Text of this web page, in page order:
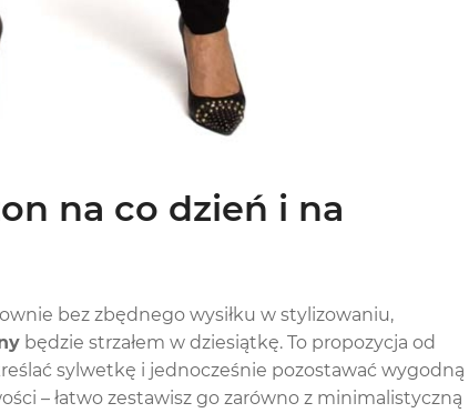
na co dzień i na
bez zbędnego wysiłku w stylizowaniu,
będzie strzałem w dziesiątkę. To propozycja od
sylwetkę i jednocześnie pozostawać wygodną
– łatwo zestawisz go zarówno z minimalistyczną